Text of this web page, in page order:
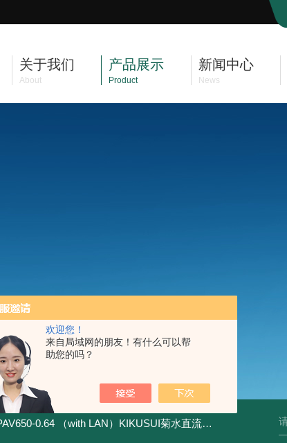
欢迎您！
来自局域网的朋友！有什么可以帮
助您的吗？
关于我们
About
产品展示
Product
新闻中心
News
0.64 （with LAN）KIKUSUI菊水直流电源-四象限节能测试